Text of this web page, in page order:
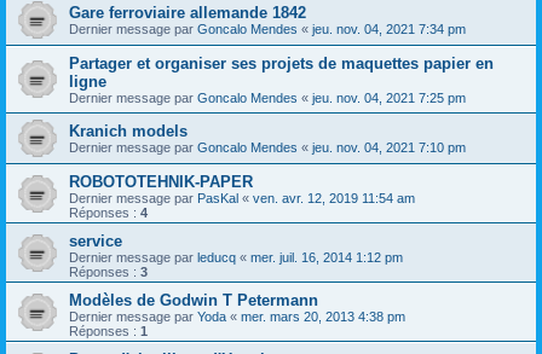
Gare ferroviaire allemande 1842
Dernier message par Goncalo Mendes « jeu. nov. 04, 2021 7:34 pm
Partager et organiser ses projets de maquettes papier en
ligne
Dernier message par Goncalo Mendes « jeu. nov. 04, 2021 7:25 pm
Kranich models
Dernier message par Goncalo Mendes « jeu. nov. 04, 2021 7:10 pm
ROBOTOTEHNIK-PAPER
Dernier message par PasKal « ven. avr. 12, 2019 11:54 am
Réponses : 4
service
Dernier message par leducq « mer. juil. 16, 2014 1:12 pm
Réponses : 3
Modèles de Godwin T Petermann
Dernier message par Yoda « mer. mars 20, 2013 4:38 pm
Réponses : 1